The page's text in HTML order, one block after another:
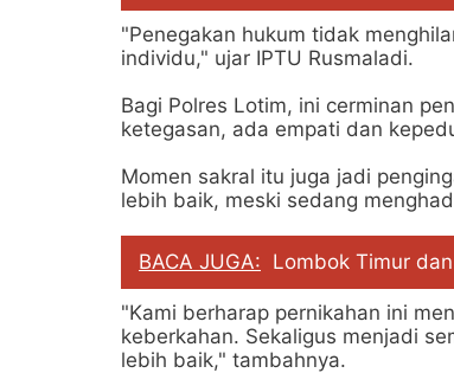
"Penegakan hukum tidak
individu," ujar IPTU Rusmaladi.
Bagi Polres Lotim, ini cerminan
ketegasan, ada empati dan
Momen sakral itu juga jadi
lebih baik, meski sedang
BACA JUGA: Lombok Timur
"Kami berharap pernikahan ini
keberkahan. Sekaligus menjadi
lebih baik," tambahnya.